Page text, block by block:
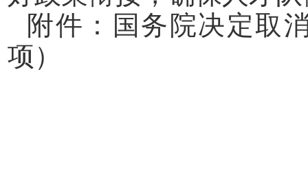
附件：国务院决定取
项）